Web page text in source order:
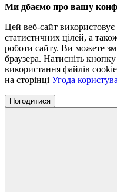
Ми дбаємо про вашу
Цей веб-сайт
статистичних цілей, а
роботи сайту. Ви можете
браузера. Натисніть
використання файлів
на сторінці Угода
Погодитися